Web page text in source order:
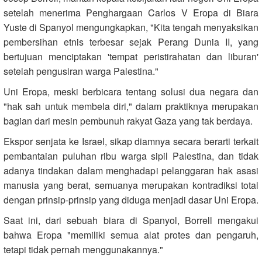
setelah menerima Penghargaan Carlos V Eropa di Biara
Yuste di Spanyol mengungkapkan, "Kita tengah menyaksikan
pembersihan etnis terbesar sejak Perang Dunia II, yang
bertujuan menciptakan 'tempat peristirahatan dan liburan'
setelah pengusiran warga Palestina."
Uni Eropa, meski berbicara tentang solusi dua negara dan
"hak sah untuk membela diri," dalam praktiknya merupakan
bagian dari mesin pembunuh rakyat Gaza yang tak berdaya.
Ekspor senjata ke Israel, sikap diamnya secara berarti terkait
pembantaian puluhan ribu warga sipil Palestina, dan tidak
adanya tindakan dalam menghadapi pelanggaran hak asasi
manusia yang berat, semuanya merupakan kontradiksi total
dengan prinsip-prinsip yang diduga menjadi dasar Uni Eropa.
Saat ini, dari sebuah biara di Spanyol, Borrell mengakui
bahwa Eropa "memiliki semua alat protes dan pengaruh,
tetapi tidak pernah menggunakannya."